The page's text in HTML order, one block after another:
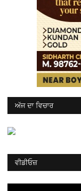
ਅੱਜ ਦਾ ਵਿਚਾਰ
ਵੀਡੀਓਜ਼